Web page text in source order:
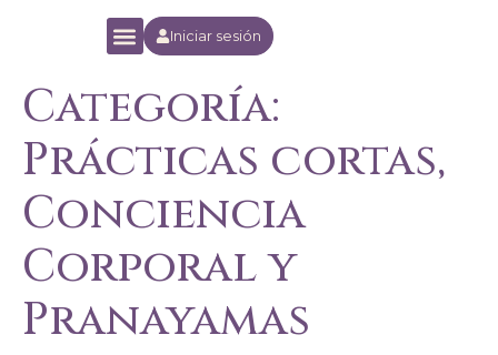
Iniciar sesión
Categoría:
Prácticas cortas,
Conciencia
Corporal y
Pranayamas